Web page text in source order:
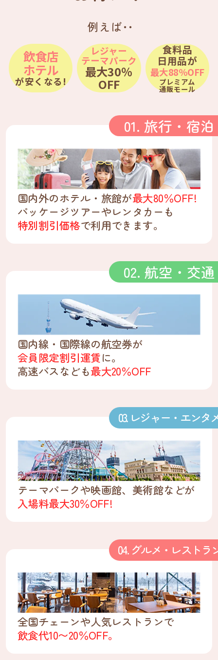
例えば・・
飲食店
ホテル
が安くなる!
レジャー
テーマパーク
最大30％
OFF
食料品
日用品が
最大88％OFF
プレミアム
通販モール
01. 旅行・宿泊
国内外のホテル・旅館が最大80％OFF!
パッケージツアーやレンタカーも
特別割引価格で利用できます。
02. 航空・交通
国内線・国際線の航空券が
会員限定割引運賃に。
高速バスなども最大20％OFF
03. レジャー・エンタ
テーマパークや映画館、美術館などが
入場料最大30％OFF!
04. グルメ・レストラ
全国チェーンや人気レストランで
飲食代10〜20％OFF。